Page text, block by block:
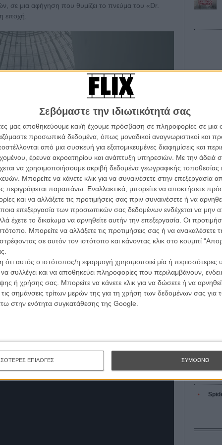
Σεβόμαστε την ιδιωτικότητά σας
μας αποθηκεύουμε και/ή έχουμε πρόσβαση σε πληροφορίες σε
προσωπικά δεδομένα, όπως μοναδικοί αναγνωριστικοί και
από μια συσκευή για εξατομικευμένες διαφημίσεις και
έρευνα ακροατηρίου και ανάπτυξη υπηρεσιών. Με την άδειά
να χρησιμοποιήσουμε ακριβή δεδομένα γεωγραφικής τοποθεσίας
Μπορείτε να κάνετε κλικ για να συναινέσετε στην επεξεργασία
περιγράφεται παραπάνω. Εναλλακτικά, μπορείτε να αποκτήσετε
και να αλλάξετε τις προτιμήσεις σας πριν συναινέσετε ή να
επεξεργασία των προσωπικών σας δεδομένων ενδέχεται να μην
έχετε το δικαίωμα να αρνηθείτε αυτήν την επεξεργασία. Οι
Μπορείτε να αλλάξετε τις προτιμήσεις σας ή να ανακαλέσετε
σε αυτόν τον ιστότοπο και κάνοντας κλικ στο κουμπί
αυτός ο ιστότοπος/η εφαρμογή χρησιμοποιεί μία ή περισσότερες
συλλέγει και να αποθηκεύει πληροφορίες που περιλαμβάνουν,
ή χρήσης σας. Μπορείτε να κάνετε κλικ για να δώσετε ή να
σημάνσεις τρίτων μερών της για τη χρήση των δεδομένων σας
στην ενότητα συγκατάθεσης της Google.
ΕΠΙΛΟΓΕΣ ΣΥΜΦΩΝΩ
σε μια αφήγηση που θυμίζει το πνεύμα του «Dr.
εποχή.
αισθητικό επίπεδο, χάρη στη φωτογραφία του
που έχουν ήδη συγκριθεί με εκείνα του «Poor
το ενδιαφέρον είναι η εντυπωσιακή μεταμόρφωση
σε ηλικία, με προσθετική μύτη, εμφανή κοιλιά,
προφορά που φέρνει στον νου τον
Πρόκειται για μια τολμηρή υποκριτική
την καθιερωμένη κινηματογραφική περσόνα του και
στον ρόλο του Αμερικανού προέδρου, μια
κλέβει αρκετές από τις σκηνές της ταινίας.
Τζέσι Πλέμονς, Μάικλ Στούλμπεργκ, Σάντρα
πλήρες τρέιλερ να αναμένεται στις 13 Ιουλίου, το
από τις πιο πολυσυζητημένες κινηματογραφικές
A Place
Τζορτζ
Οδύσσεια
The
Ψηλά
Tacones
Πέδρο
Ο
L’ Affaire
Ζαν-Πολ
Ο
10
τα βλέπεις όλα σινεμά...
εβδομάδα
τρόπο του flix
του flix, στο inbox σου
ειδήσεις | νέες ταινίες | πρόγραμμα αιθουσών για όλη την Ελλάδα |
| συνεντεύξεις | απόψεις | αφιερώματα | διαγωνισμοί
ΕΓΓΡΑΦΗ